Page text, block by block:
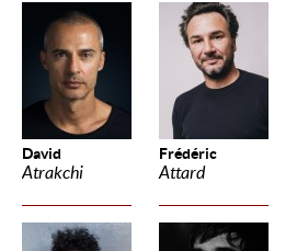
David
Atrakchi
Frédéric
Attard